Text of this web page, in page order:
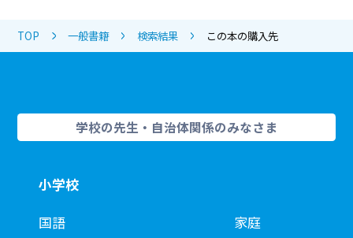
TOP 一般書籍 検索結果 この本の購入先
学校の先生・自治体関係のみなさま
小学校
国語
家庭